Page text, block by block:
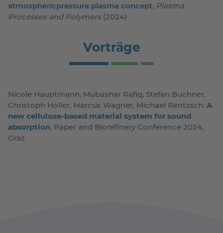
atmosphericpressure plasma concept, Plasma
Processes and Polymers (2024)
Vorträge
Nicole Hauptmann, Mubashar Rafiq, Stefan Buchner,
Christoph Höller, Marcus Wagner, Michael Rentzsch: A
new cellulose-based material system for sound
absorption, Paper and Biorefinery Conference 2024,
Graz